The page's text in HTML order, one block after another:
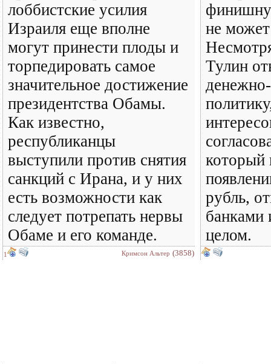
лоббистские усилия
Израиля еще вполне
могут принести плоды и
торпедировать самое
значительное достижение
президентства Обамы.
Как известно,
республиканцы
выступили против снятия
санкций с Ирана, и у них
есть возможности как
следует потрепать нервы
Обаме и его команде.
1 Кримсон Альтер (3858)
не
Тулин
который
рубль,
банками
целом.